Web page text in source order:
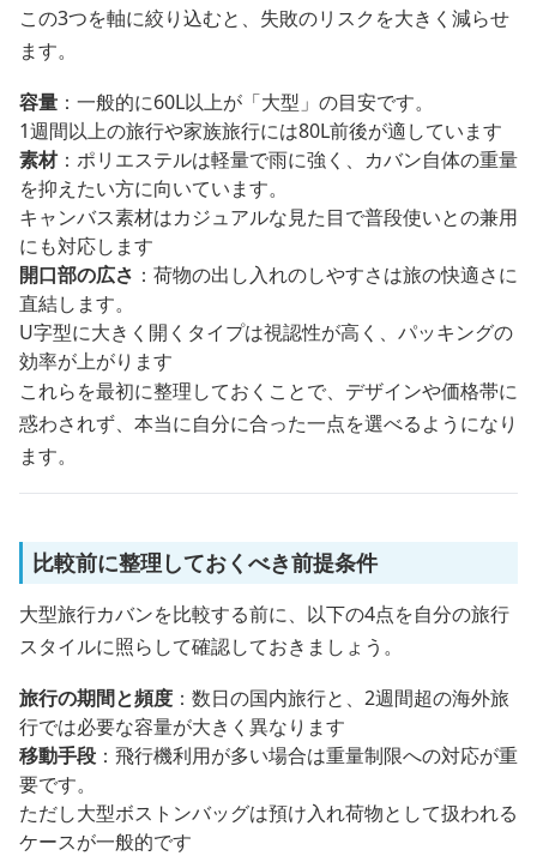
この3つを軸に絞り込むと、失敗のリスクを大きく減らせ
ます。
容量 ：一般的に60L以上が「大型」の目安です。
1週間以上の旅行や家族旅行には80L前後が適しています
素材：ポリエステルは軽量で雨に強く、カバン自体の重量
を抑えたい方に向いています。
キャンバス素材はカジュアルな見た目で普段使いとの兼用
にも対応します
開口部の広さ ：荷物の出し入れのしやすさは旅の快適さに
直結します。
U字型に大きく開くタイプは視認性が高く、パッキングの
効率が上がります
これらを最初に整理しておくことで、デザインや価格帯に
惑わされず、本当に自分に合った一点を選べるようになり
ます。
比較前に整理しておくべき前提条件
大型旅行カバンを比較する前に、以下の4点を自分の旅行
スタイルに照らして確認しておきましょう。
旅行の期間と頻度 ：数日の国内旅行と、2週間超の海外旅
行では必要な容量が大きく異なります
移動手段 ：飛行機利用が多い場合は重量制限への対応が重
要です。
ただし大型ボストンバッグは預け入れ荷物として扱われる
ケースが一般的です